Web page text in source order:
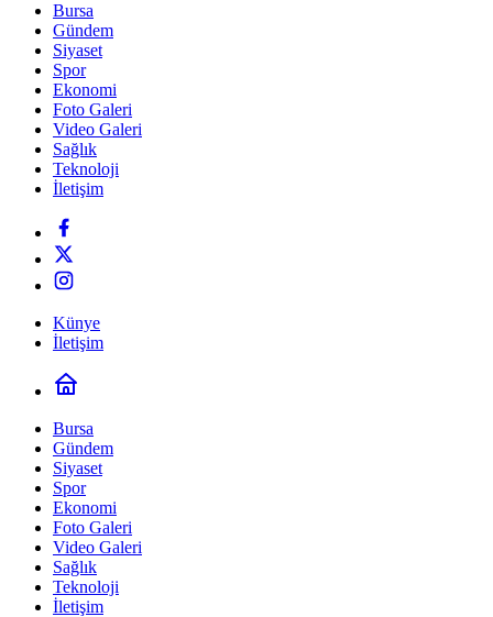
Bursa
Gündem
Siyaset
Spor
Ekonomi
Foto Galeri
Video Galeri
Sağlık
Teknoloji
İletişim
Künye
İletişim
Bursa
Gündem
Siyaset
Spor
Ekonomi
Foto Galeri
Video Galeri
Sağlık
Teknoloji
İletişim